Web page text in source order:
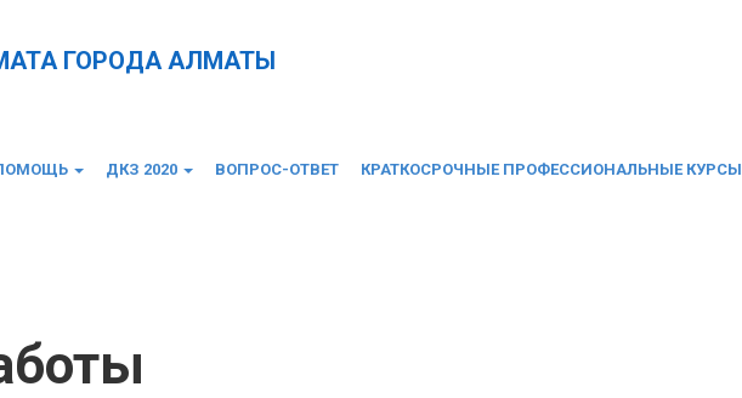
ГОРОДА АЛМАТЫ
ДКЗ 2020 ВОПРОС-ОТВЕТ КРАТКОСРОЧНЫЕ ПРОФЕССИОНАЛЬНЫЕ КУРСЫ